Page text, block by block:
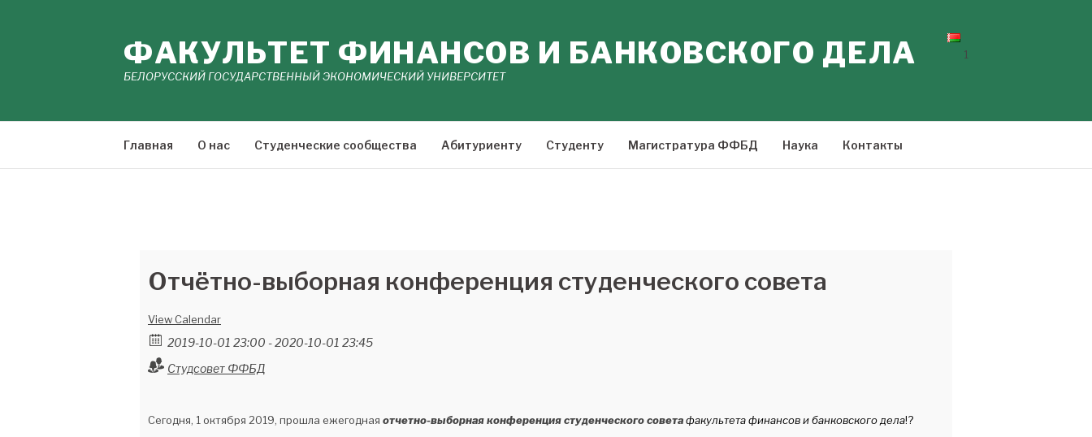
ФАКУЛЬТЕТ ФИНАНСОВ И БАНКОВСКОГО ДЕЛА
БЕЛОРУССКИЙ ГОСУДАРСТВЕННЫЙ ЭКОНОМИЧЕСКИЙ УНИВЕРСИТЕТ
1
Главная О нас Студенческие сообщества Абитуриенту Студенту Магистратура ФФБД Наука Контакты
Отчётно-выборная конференция студенческого совета
View Calendar
2019-10-01 23:00 - 2020-10-01 23:45
Студсовет ФФБД
Сегодня, 1 октября 2019, прошла ежегодная отчетно-выборная конференция студенческого советафакультета финансов и банковского дела!?